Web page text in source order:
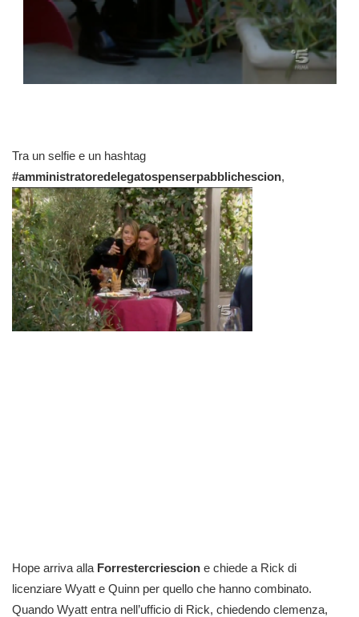
Tra un selfie e un hashtag
#amministratoredelegatospenserpabblichescion,
Hope arriva alla Forrestercriescion e chiede a Rick di
licenziare Wyatt e Quinn per quello che hanno combinato.
Quando Wyatt entra nell’ufficio di Rick, chiedendo clemenza,